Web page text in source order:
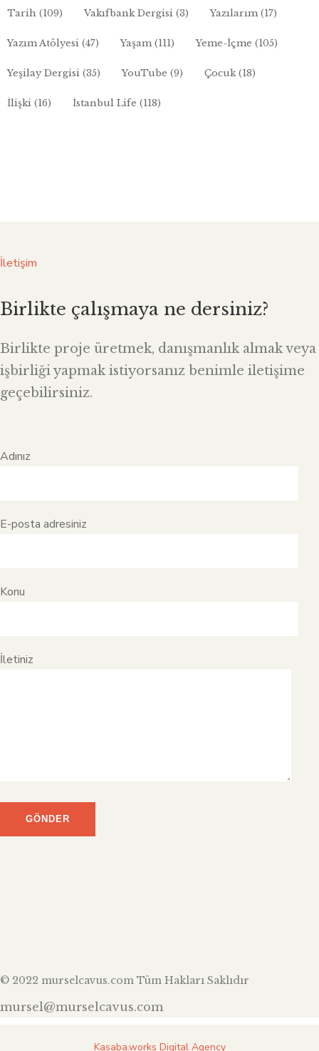
Tarih (109) Vakıfbank Dergisi (3) Yazılarım(17)
Yazım Atölyesi (47) Yaşam(111) Yeme-İçme (105)
Yeşilay Dergisi (35) YouTube (9) Çocuk(18)
İlişki (16) İstanbul Life (118)
İletişim
Birlikte çalışmaya ne dersiniz?
Birlikte proje üretmek, danışmanlık almak veya
işbirliği yapmak istiyorsanız benimle iletişime
geçebilirsiniz.
Adınız
E-posta adresiniz
Konu
İletiniz
© 2022 murselcavus.com Tüm Hakları Saklıdır
mursel@murselcavus.com
Kasaba.works Digital Agency